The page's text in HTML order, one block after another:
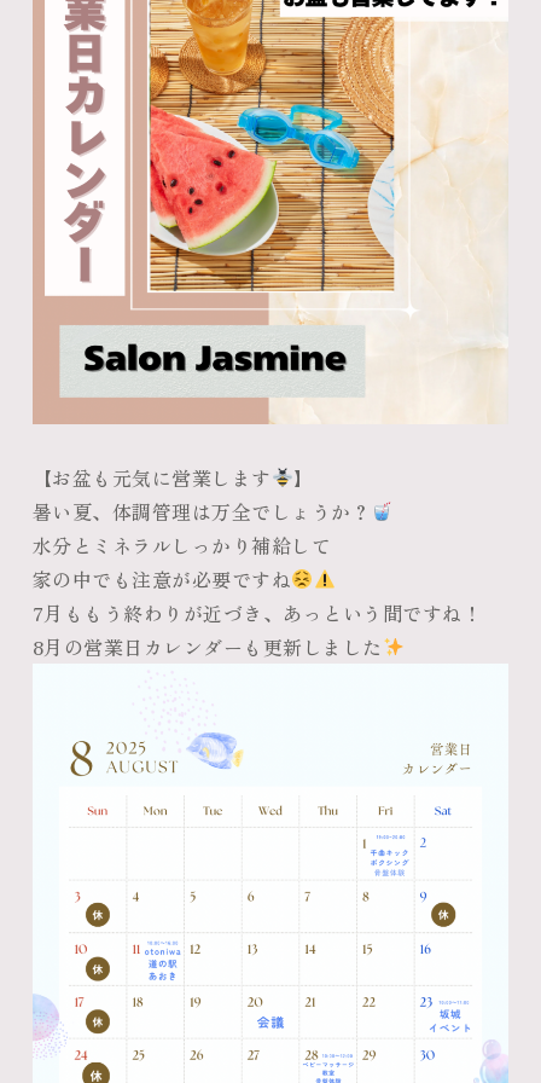
【お盆も元気に営業します
】
暑い夏、体調管理は万全でしょうか？
水分とミネラルしっかり補給して
家の中でも注意が必要ですね
7月ももう終わりが近づき、あっという間ですね！
8月の営業日カレンダーも更新しました